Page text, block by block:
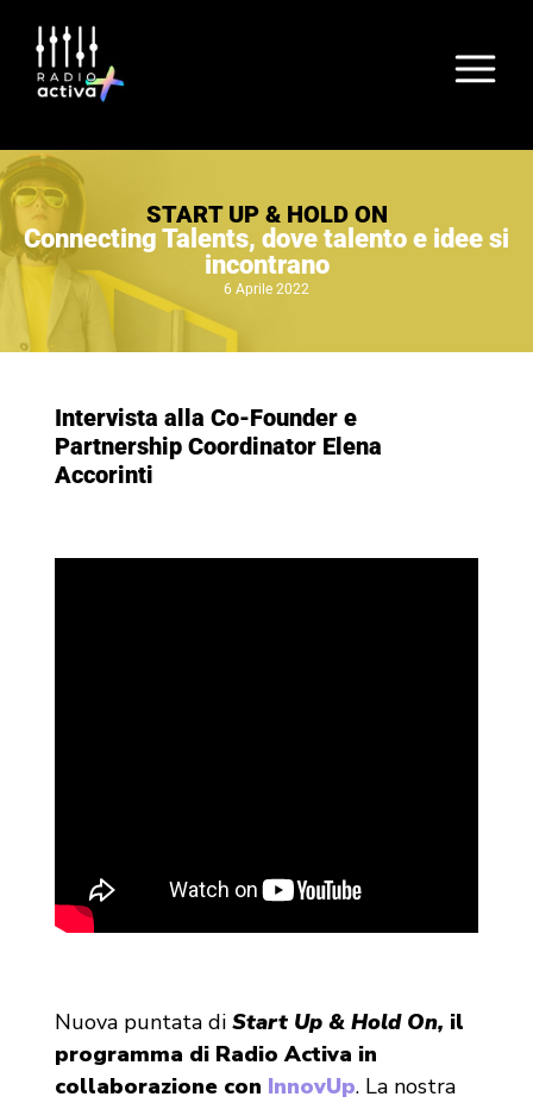
START UP & HOLD ON
Connecting Talents, dove talento e idee si
incontrano
6 Aprile 2022
Intervista alla Co-Founder e
Partnership Coordinator Elena
Accorinti
Nuova puntata diStart Up & Hold On, il
programma di Radio Activa in
collaborazione con InnovUp. La nostra